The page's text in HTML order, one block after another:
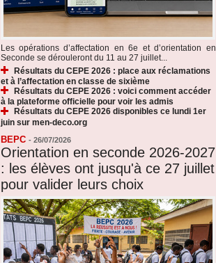
Les opérations d’affectation en 6e et d’orientation en
Seconde se dérouleront du 11 au 27 juillet...
Résultats du CEPE 2026 : place aux réclamations
et à l’affectation en classe de sixième
Résultats du CEPE 2026 : voici comment accéder
à la plateforme officielle pour voir les admis
Résultats du CEPE 2026 disponibles ce lundi 1er
juin sur men-deco.org
BEPC - 26/07/2026
Orientation en seconde 2026-2027
: les élèves ont jusqu'à ce 27 juillet
pour valider leurs choix